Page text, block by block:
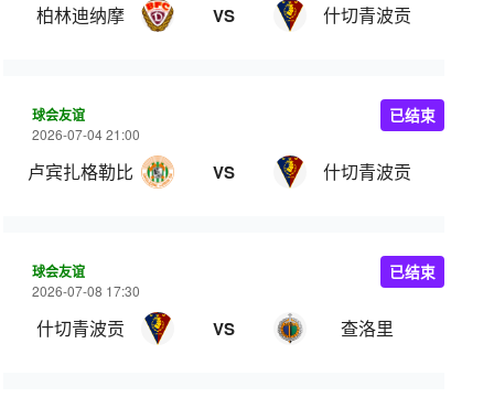
柏林迪纳摩 VS 什切青波贡
球会友谊
2026-07-04 21:00
卢宾扎格勒比 VS 什切青波贡
已结束
球会友谊
2026-07-08 17:30
什切青波贡 VS 查洛里
已结束